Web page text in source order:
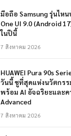
มือถือ Samsung รุ่นไห
One UI 9.0 (Android
ในปีนี้
7 สิงหาคม 2026
HUAWEI Pura 90s
วันนี้ ชูที่สุดแห่งนวัตกร
พร้อม AI อัจฉริยะและค
Advanced
7 สิงหาคม 2026